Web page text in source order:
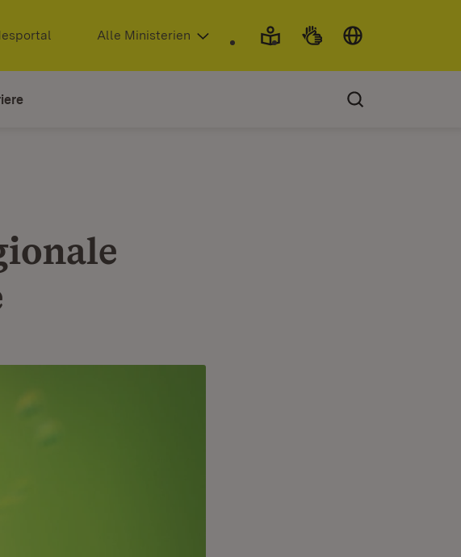
(Öffnet in neuem Fenster)
Alle Ministerien